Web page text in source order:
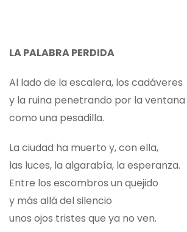
LA PALABRA PERDIDA
Al lado de la escalera, los cadáveres
y la ruina penetrando por la ventana
como una pesadilla.
La ciudad ha muerto y, con ella,
las luces, la algarabía, la esperanza.
Entre los escombros un quejido
y más allá del silencio
unos ojos tristes que ya no ven.